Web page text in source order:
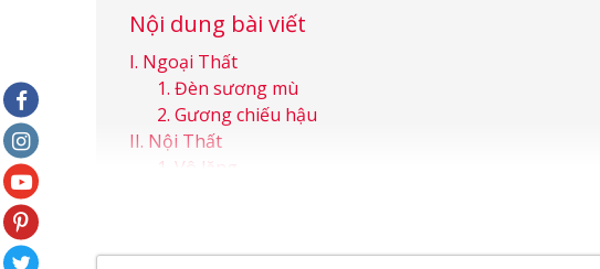
Nội dung bài viết
Ngoại Thất
Đèn sương mù
Gương chiếu hậu
Nội Thất
Vô lăng